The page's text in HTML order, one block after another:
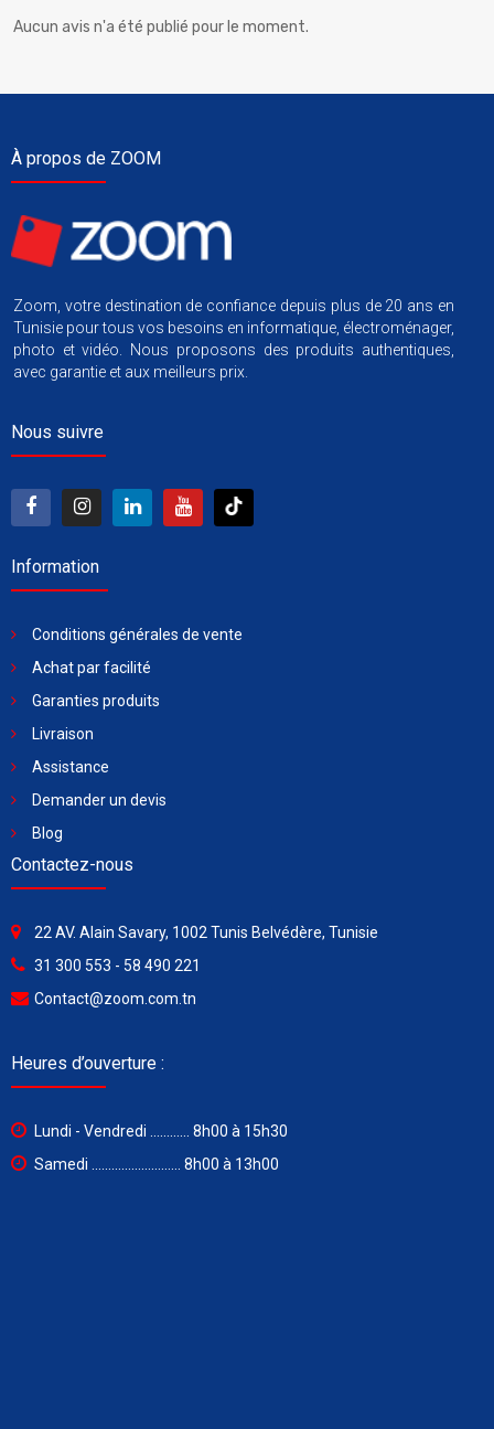
Aucun avis n'a été publié pour le moment.
À propos de ZOOM
Zoom, votre destination de confiance depuis plus de 20 ans en
Tunisie pour tous vos besoins en informatique, électroménager,
photo et vidéo. Nous proposons des produits authentiques,
avec garantie et aux meilleurs prix.
Nous suivre
Information
Conditions générales de vente
Achat par facilité
Garanties produits
Livraison
Assistance
Demander un devis
Blog
Contactez-nous
22 AV. Alain Savary, 1002 Tunis Belvédère, Tunisie
31 300 553 - 58 490 221
Contact@zoom.com.tn
Heures d’ouverture :
Lundi - Vendredi ............ 8h00 à 15h30
Samedi ........................... 8h00 à 13h00